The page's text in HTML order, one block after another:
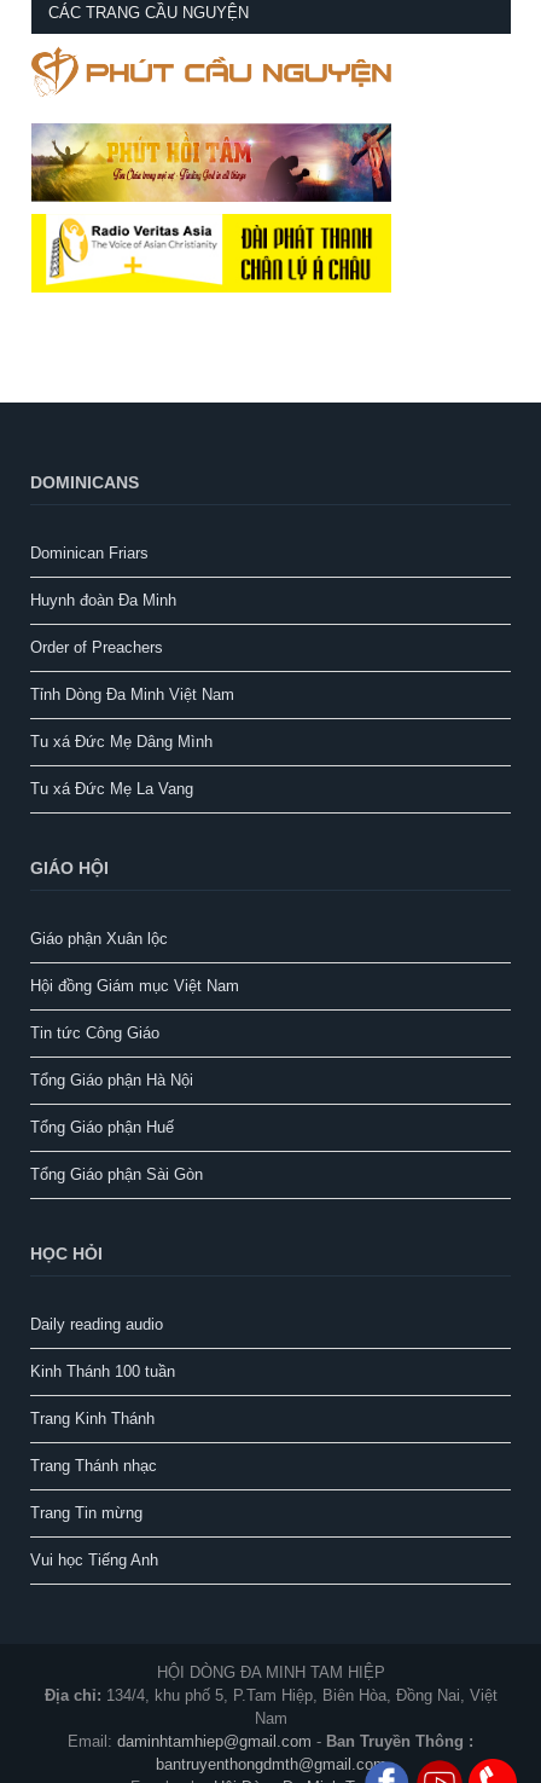
CÁC TRANG CẦU NGUYỆN
DOMINICANS
Dominican Friars
Huynh đoàn Đa Minh
Order of Preachers
Tỉnh Dòng Đa Minh Việt Nam
Tu xá Đức Mẹ Dâng Mình
Tu xá Đức Mẹ La Vang
GIÁO HỘI
Giáo phận Xuân lộc
Hội đồng Giám mục Việt Nam
Tin tức Công Giáo
Tổng Giáo phận Hà Nội
Tổng Giáo phận Huế
Tổng Giáo phận Sài Gòn
HỌC HỎI
Daily reading audio
Kinh Thánh 100 tuần
Trang Kinh Thánh
Trang Thánh nhạc
Trang Tin mừng
Vui học Tiếng Anh
HỘI DÒNG ĐA MINH TAM HIỆP
Địa chỉ: 134/4, khu phố 5, P.Tam Hiệp, Biên Hòa, Đồng Nai, Việt
Nam
Email: daminhtamhiep@gmail.com - Ban Truyền Thông :
bantruyenthongdmth@gmail.com